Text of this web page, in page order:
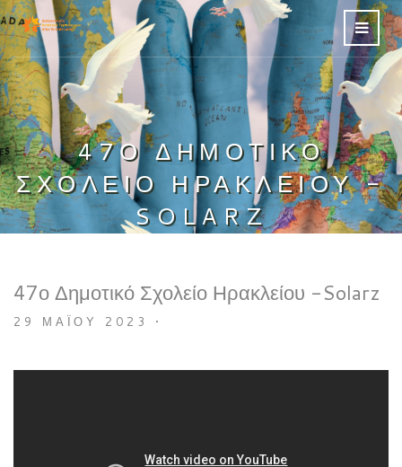
47Ο ΔΗΜΟΤΙΚΌ
ΣΧΟΛΕΊΟ ΗΡΑΚΛΕΊΟΥ -
SOLARZ
47ο Δημοτικό Σχολείο Ηρακλείου -Solarz
29 ΜΑΪ́ΟΥ 2023 •